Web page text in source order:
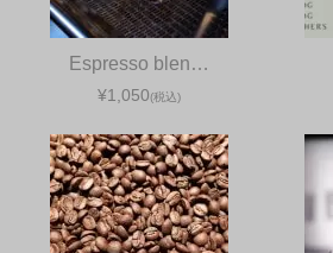
Espresso blen…
¥1,050(税込)